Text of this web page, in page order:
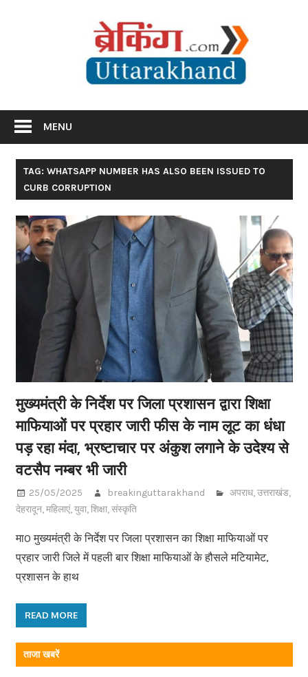
MENU
TAG: WHATSAPP NUMBER HAS ALSO BEEN ISSUED TO
CURB CORRUPTION
मुख्यमंत्री के निर्देश पर जिला प्रशासन द्वारा शिक्षा
माफियाओं पर प्रहार जारी फीस के नाम लूट का धंधा
पड़ रहा मंदा, भ्रष्टाचार पर अंकुश लगाने के उदेश्य से
वटसैप नम्बर भी जारी
25/05/2025 breakinguttarakhand अपराध,उत्तराखंड,
देहरादून,महिलाएं,युवा,शिक्षा,संस्कृति
मा0 मुख्यमंत्री के निर्देश पर जिला प्रशासन का शिक्षा माफियाओं पर
प्रहार जारी जिले में पहली बार शिक्षा माफियाओं के हौसले मटियामेट,
प्रशासन के हाथ
READ MORE
ताजा खबरें